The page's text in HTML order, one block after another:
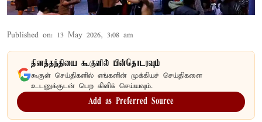
Published on: 13 May 2026, 3:08 am
தினத்தந்தியை கூகுளில் பின்தொடரவும்
கூகுள் செய்திகளில் எங்களின் முக்கியச் செய்திகளை
உடனுக்குடன் பெற கிளிக் செய்யவும்.
Add as Preferred Source